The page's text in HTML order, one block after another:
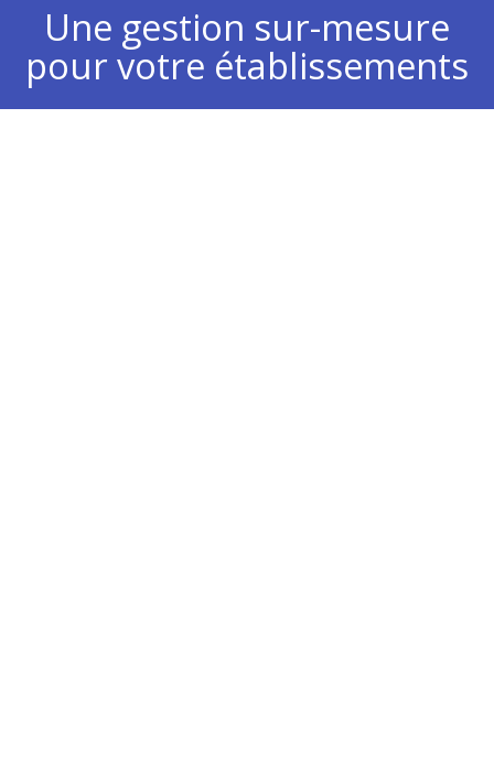
Une gestion sur-mesure
pour votre établissements